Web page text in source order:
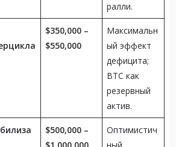
ралли.
$350,000 –
$550,000
Максимальн
ый эффект
дефицита;
BTC как
резервный
актив.
$500,000 –
Оптимистич